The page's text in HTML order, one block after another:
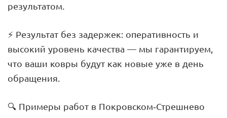
результатом.
⚡ Результат без задержек: оперативность и
высокий уровень качества — мы гарантируем,
что ваши ковры будут как новые уже в день
обращения.
🔍 Примеры работ в Покровском-Стрешнево